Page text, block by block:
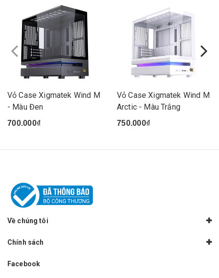
Vỏ Case Xigmatek Wind M
- Màu Đen
700.000₫
Vỏ Case Xigmatek Wind M
Arctic - Màu Trắng
750.000₫
Về chúng tôi
Chính sách
Facebook